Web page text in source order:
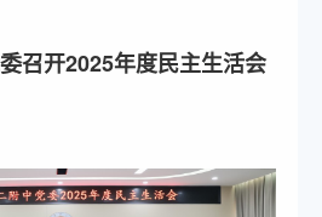
召开2025年度民主生活会